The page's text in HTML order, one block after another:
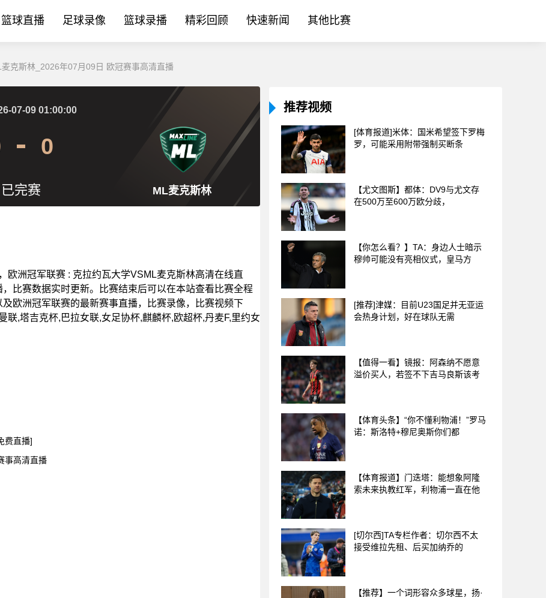
篮球直播 足球录像 篮球录播 精彩回顾 快速新闻 其他比赛
克斯林_2026年07月09日 欧冠赛事高清直播
ML麦克斯林
07-09 01:00:00
0
已完赛
欧洲冠军联赛 : 克拉约瓦大学VSML麦克斯林高清在线直
比赛数据实时更新。比赛结束后可以在本站查看比赛全程
欧洲冠军联赛的最新赛事直播，比赛录像，比赛视频下
,塔吉克杯,巴拉女联,女足协杯,麒麟杯,欧超杯,丹麦F,里约女
费直播]
事高清直播
推荐视频
[体育报道]米体：国米希望签下罗梅
罗，可能采用附带强制买断条
【尤文图斯】都体：DV9与尤文存
在500万至600万欧分歧，
【你怎么看？】TA：身边人士暗示
穆帅可能没有亮相仪式，皇马方
[推荐]津媒：目前U23国足并无亚运
会热身计划，好在球队无需
【值得一看】镜报：阿森纳不愿意
溢价买人，若签不下吉马良斯该考
【体育头条】“你不懂利物浦！”罗马
诺：斯洛特+穆尼奥斯你们都
【体育报道】门迭塔：能想象阿隆
索未来执教红军，利物浦一直在他
[切尔西]TA专栏作者：切尔西不太
接受维拉先租、后买加纳乔的
【推荐】一个词形容众多球星，扬·